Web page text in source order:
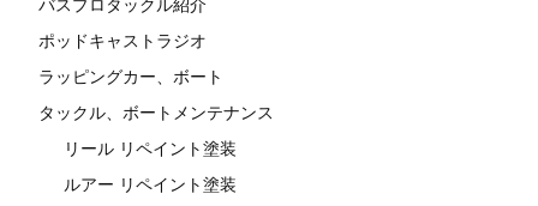
ポッドキャストラジオ
ラッピングカー、ボート
タックル、ボートメンテナンス
リール リペイント塗装
ルアー リペイント塗装